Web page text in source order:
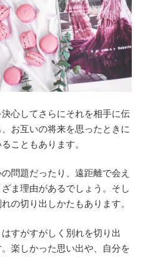
心してさらにそれを相手に伝
お互いの将来を思ったときに
こともあります。
問題だったり、遠距離で会え
ま理由があるでしょう。そし
の切り出しかたもあります。
すがすがしく別れを切り出
楽しかった思い出や、自分を